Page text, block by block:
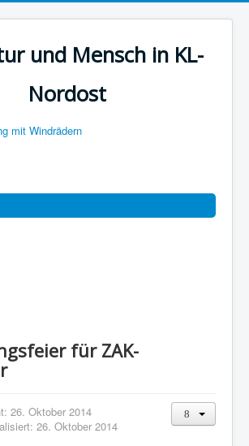
und Mensch in KL-
Nordost
für ZAK-
26. Oktober 2014
26. Oktober 2014